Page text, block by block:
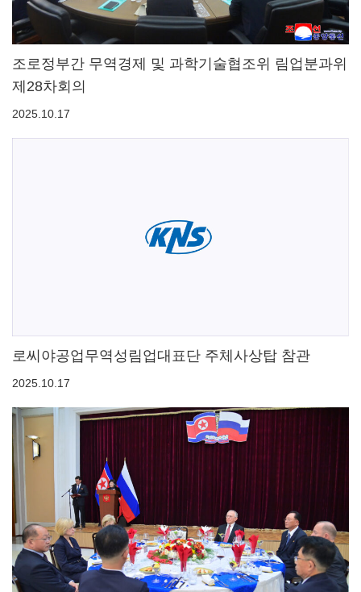
조로정부간 무역경제 및 과학기술협조위 림업분과위
제28차회의
2025.10.17
로씨야공업무역성림업대표단 주체사상탑 참관
2025.10.17